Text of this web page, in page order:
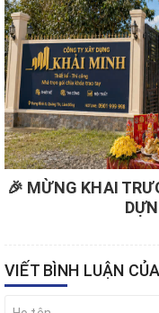
🎉 MỪNG KHAI
VIẾT BÌNH LUẬN